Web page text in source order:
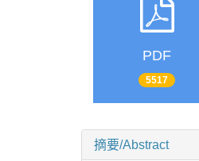
PDF
5517
摘要/Abstract